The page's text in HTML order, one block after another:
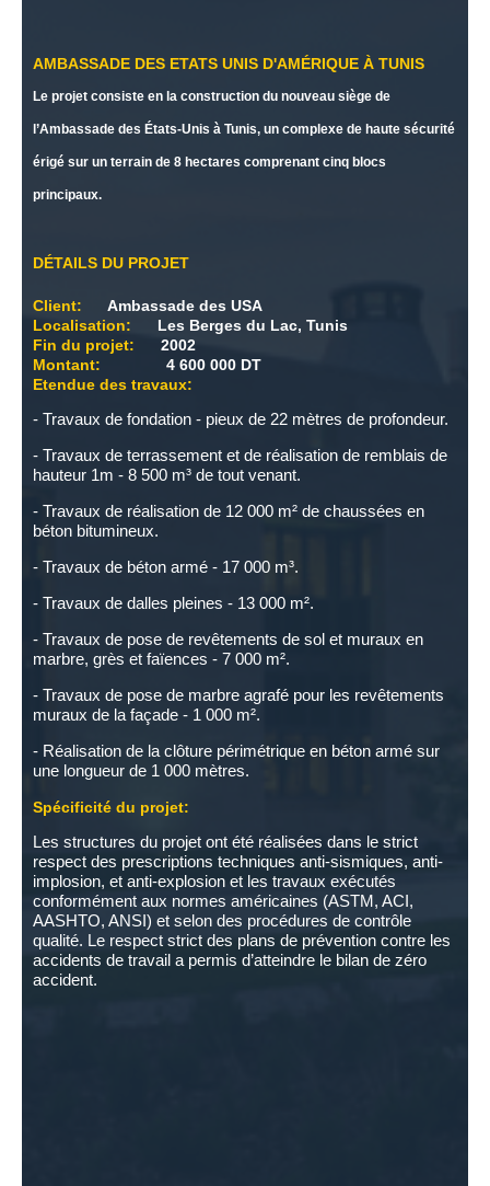
AMBASSADE DES ETATS UNIS D'AMÉRIQUE À TUNIS
Le projet consiste en la construction du nouveau siège de
l’Ambassade des États-Unis à Tunis, un complexe de haute sécurité
érigé sur un terrain de 8 hectares comprenant cinq blocs
principaux.
DÉTAILS DU PROJET
Client:
Ambassade des USA
Localisation:
Les Berges du Lac, Tunis
Fin du projet:
2002
Montant:
4 600 000 DT
Etendue des travaux:
- Travaux de fondation - pieux de 22 mètres de profondeur.
- Travaux de terrassement et de réalisation de remblais de
hauteur 1m - 8 500 m³ de tout venant.
- Travaux de réalisation de 12 000 m² de chaussées en
béton bitumineux.
- Travaux de béton armé - 17 000 m³.
- Travaux de dalles pleines - 13 000 m².
- Travaux de pose de revêtements de sol et muraux en
marbre, grès et faïences - 7 000 m².
- Travaux de pose de marbre agrafé pour les revêtements
muraux de la façade - 1 000 m².
- Réalisation de la clôture périmétrique en béton armé sur
une longueur de 1 000 mètres.
Spécificité du projet:
Les structures du projet ont été réalisées dans le strict
respect des prescriptions techniques anti-sismiques, anti-
implosion, et anti-explosion et les travaux exécutés
conformément aux normes américaines (ASTM, ACI,
AASHTO, ANSI) et selon des procédures de contrôle
qualité. Le respect strict des plans de prévention contre les
accidents de travail a permis d’atteindre le bilan de zéro
accident.